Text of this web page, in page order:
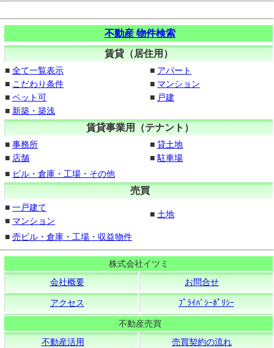
不動産 物件検索
賃貸（居住用）
■ 全て一覧表示
■ こだわり条件
■ ペット可
■ 新築・築浅
■ アパート
■ マンション
■ 戸建
賃貸事業用（テナント）
■ 事務所
■ 店舗
■ 貸土地
■ 駐車場
■ ビル・倉庫・工場・その他
売買
■ 一戸建て
■ マンション
■ 土地
■ 売ビル・倉庫・工場・収益物件
株式会社イツミ
会社概要
お問合せ
アクセス ﾌﾟﾗｲﾊﾞｼｰﾎﾟﾘｼｰ
不動産売買
不動産活用
売買契約の流れ